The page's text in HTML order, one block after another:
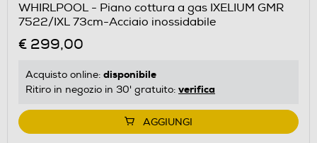
WHIRLPOOL - Piano cottura a gas IXELIUM GMR
7522/IXL 73cm-Acciaio inossidabile
€ 299,00
Acquisto online: disponibile
Ritiro in negozio in 30' gratuito: verifica
AGGIUNGI